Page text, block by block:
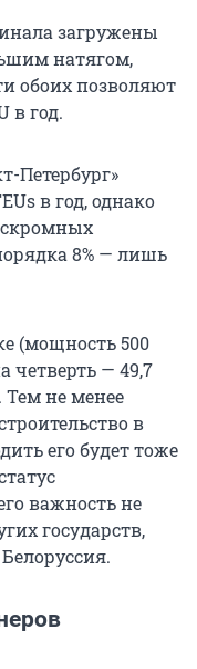
загружены
натягом,
обоих позволяют
в год.
Петербург»
в год, однако
8% — лишь
(мощность 500
четверть — 49,7
Тем не менее
в
его будет тоже
важность не
государств,